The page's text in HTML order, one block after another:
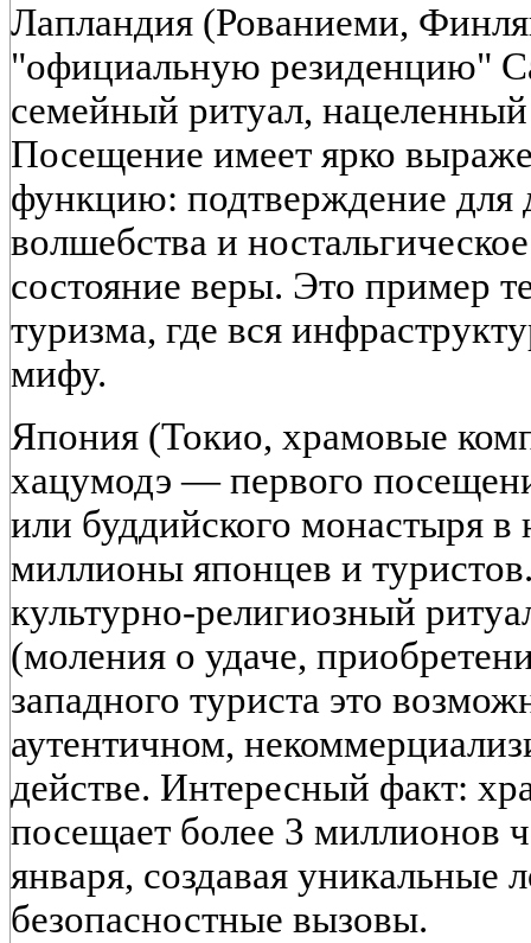
Лапландия (Рованиеми,
"официальную резиденцию"
семейный ритуал,
Посещение имеет ярко
функцию: подтверждение для
волшебства и
состояние веры. Это пример
туризма, где вся
мифу.
Япония (Токио, храмовые
хацумодэ — первого
или буддийского монастыря
миллионы японцев и
культурно-религиозный
(моления о удаче,
западного туриста это
аутентичном,
действе. Интересный факт:
посещает более 3 миллионов
января, создавая уникальные
безопасностные вызовы.